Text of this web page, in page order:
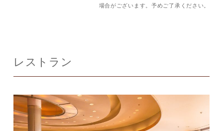
場合がございます。予めご了承ください。
レストラン